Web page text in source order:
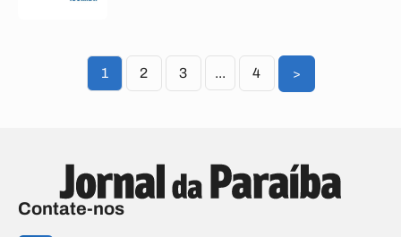
1 2 3 ... 4 >
Contate-nos